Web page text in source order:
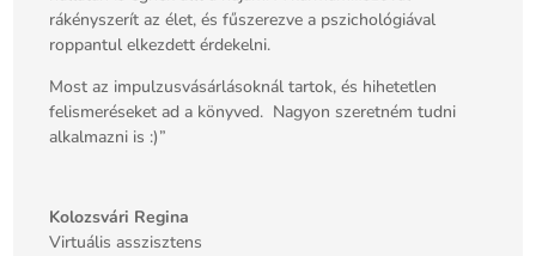
rákényszerít az élet, és fűszerezve a pszichológiával
roppantul elkezdett érdekelni.
Most az impulzusvásárlásoknál tartok, és hihetetlen
felismeréseket ad a könyved. Nagyon szeretném tudni
alkalmazni is :)”
Kolozsvári Regina
Virtuális asszisztens